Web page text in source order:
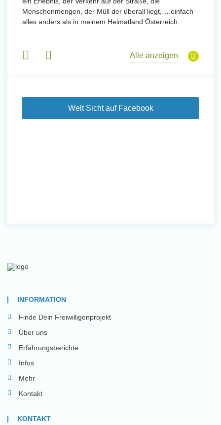
Menschenmengen, der Müll der überall liegt,….einfach
alles anders als in meinem Heimatland Österreich.
Alle anzeigen
Welt Sicht auf Facebook
INFORMATION
Finde Dein Freiwilligenprojekt
Über uns
Erfahrungsberichte
Infos
Mehr
Kontakt
KONTAKT